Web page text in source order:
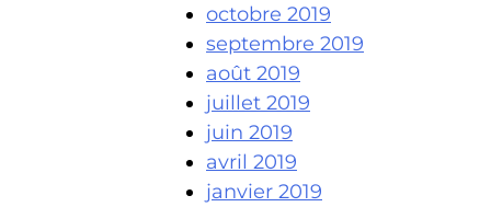
octobre 2019
septembre 2019
août 2019
juillet 2019
juin 2019
avril 2019
janvier 2019